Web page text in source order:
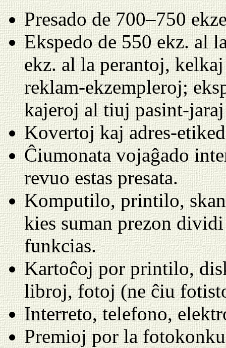
Presado de 700–750
Ekspedo de 550 ekz. al
ekz. al la perantoj,
reklam-ekzempleroj;
kajeroj al tiuj pasint-
Kovertoj kaj adres-
Ĉiumonata vojaĝado
revuo estas presata.
Komputilo, printilo,
kies suman prezon
funkcias.
Kartoĉoj por printilo,
libroj, fotoj (ne ĉiu
Interreto, telefono,
Premioj por la